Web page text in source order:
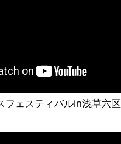
フェスティバルin浅草六区